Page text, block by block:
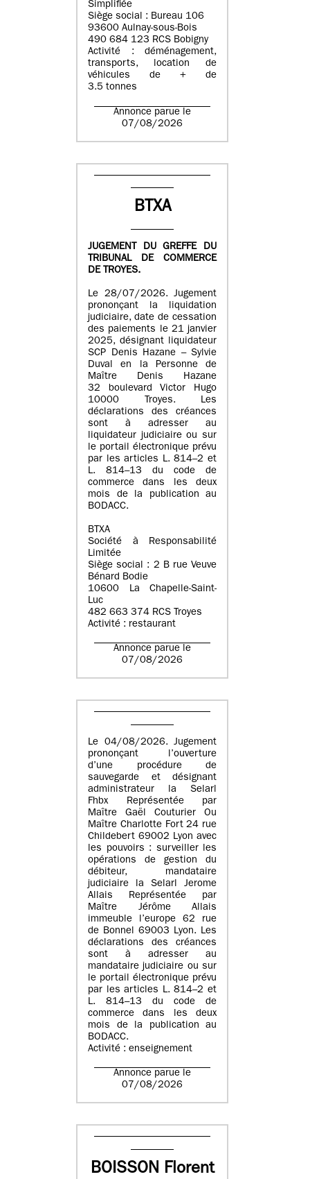
Simplifiée
Siège social : Bureau 106
93600 Aulnay-sous-Bois
490 684 123 RCS Bobigny
Activité : déménagement,
transports, location de
véhicules de + de
3.5 tonnes
Annonce parue le
07/08/2026
BTXA
JUGEMENT DU GREFFE DU
TRIBUNAL DE COMMERCE
DE TROYES.
Le 28/07/2026. Jugement
prononçant la liquidation
judiciaire, date de cessation
des paiements le 21 janvier
2025, désignant liquidateur
SCP Denis Hazane – Sylvie
Duval en la Personne de
Maître Denis Hazane
32 boulevard Victor Hugo
10000 Troyes. Les
déclarations des créances
sont à adresser au
liquidateur judiciaire ou sur
le portail électronique prévu
par les articles L. 814–2 et
L. 814–13 du code de
commerce dans les deux
mois de la publication au
BODACC.
BTXA
Société à Responsabilité
Limitée
Siège social : 2 B rue Veuve
Bénard Bodie
10600 La Chapelle-Saint-
Luc
482 663 374 RCS Troyes
Activité : restaurant
Annonce parue le
07/08/2026
Le 04/08/2026. Jugement
prononçant l’ouverture
d’une procédure de
sauvegarde et désignant
administrateur la Selarl
Fhbx Représentée par
Maître Gaël Couturier Ou
Maître Charlotte Fort 24 rue
Childebert 69002 Lyon avec
les pouvoirs : surveiller les
opérations de gestion du
débiteur, mandataire
judiciaire la Selarl Jerome
Allais Représentée par
Maître Jérôme Allais
immeuble l’europe 62 rue
de Bonnel 69003 Lyon. Les
déclarations des créances
sont à adresser au
mandataire judiciaire ou sur
le portail électronique prévu
par les articles L. 814–2 et
L. 814–13 du code de
commerce dans les deux
mois de la publication au
BODACC.
Activité : enseignement
Annonce parue le
07/08/2026
BOISSON Florent